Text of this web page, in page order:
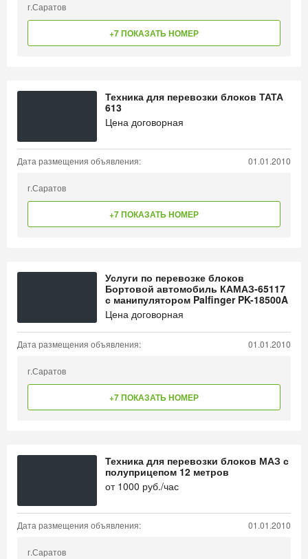
г.Саратов
+7 ПОКАЗАТЬ НОМЕР
Техника для перевозки блоков ТАТА
613
Цена договорная
Дата размещения объявления: 01.01.2010
г.Саратов
+7 ПОКАЗАТЬ НОМЕР
Услуги по перевозке блоков
Бортовой автомобиль КАМАЗ-65117
с манипулятором Palfinger PK-18500A
Цена договорная
Дата размещения объявления: 01.01.2010
г.Саратов
+7 ПОКАЗАТЬ НОМЕР
Техника для перевозки блоков МАЗ с
полуприцепом 12 метров
от 1000 руб./час
Дата размещения объявления: 01.01.2010
г.Саратов